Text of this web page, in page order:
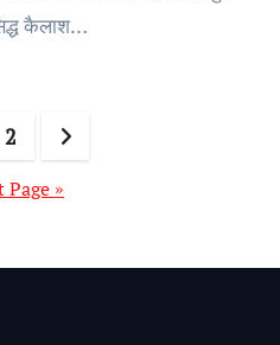
कैलाश…
2
Page »